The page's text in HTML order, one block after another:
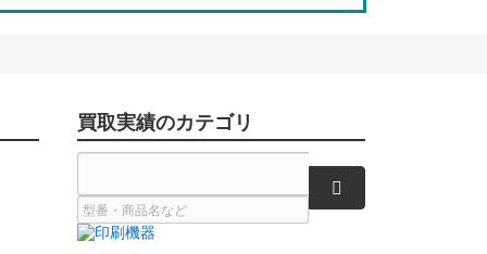
買取実績のカテゴリ